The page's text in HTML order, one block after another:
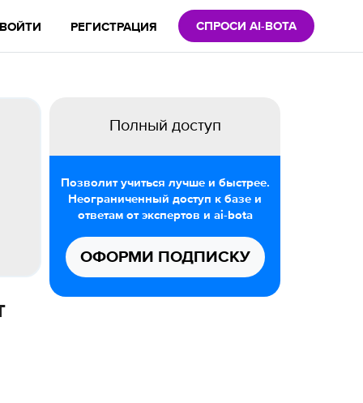
ВОЙТИ РЕГИСТРАЦИЯ СПРОСИ AI-BOTA
Полный доступ
Позволит учиться лучше и быстрее.
Неограниченный доступ к базе и
ответам от экспертов и ai-bota
ОФОРМИ ПОДПИСКУ